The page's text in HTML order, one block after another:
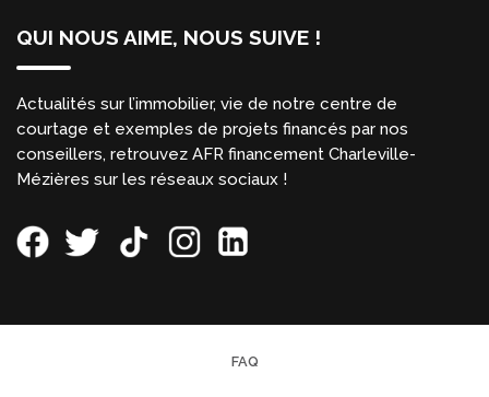
QUI NOUS AIME, NOUS SUIVE !
Actualités sur l’immobilier, vie de notre centre de
courtage et exemples de projets financés par nos
conseillers, retrouvez AFR financement Charleville-
Mézières sur les réseaux sociaux !
FAQ